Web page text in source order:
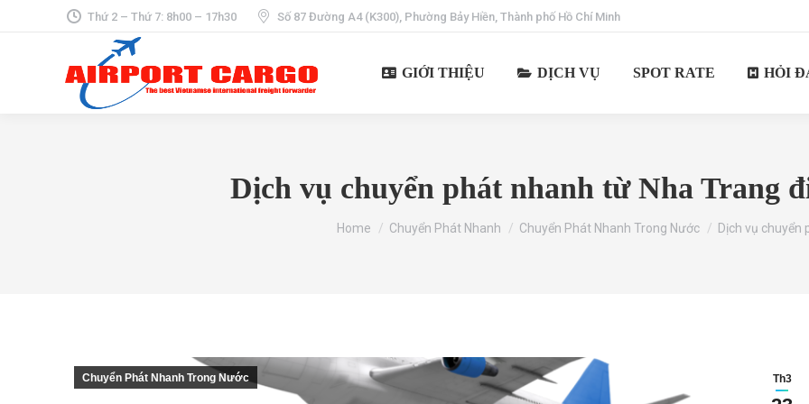
Thứ 2 – Thứ 7: 8h00 – 17h30 Số 87 Đường A4 (K300), Phường Bảy Hiền, Thành phố Hồ Chí Minh
GIỚI THIỆU DỊCH VỤ SPOT RATE HỎI
Dịch vụ chuyển phát nhanh từ Nha Trang
You are here:
Home Chuyển Phát Nhanh Chuyển Phát Nhanh Trong Nước Dịch vụ chuyển
Th3
Chuyển Phát Nhanh Trong Nước